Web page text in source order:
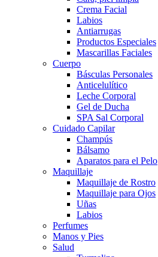
Crema Facial
Labios
Antiarrugas
Productos Especiales
Mascarillas Faciales
Cuerpo
Básculas Personales
Anticelulítico
Leche Corporal
Gel de Ducha
SPA Sal Corporal
Cuidado Capilar
Champús
Bálsamo
Aparatos para el Pelo
Maquillaje
Maquillaje de Rostro
Maquillaje para Ojos
Uñas
Labios
Perfumes
Manos y Pies
Salud